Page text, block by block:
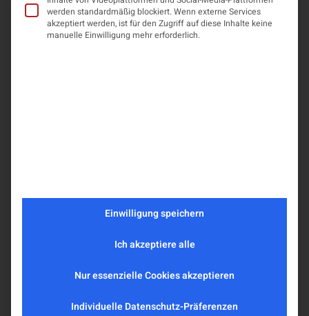
werden standardmäßig blockiert. Wenn externe Services
akzeptiert werden, ist für den Zugriff auf diese Inhalte keine
manuelle Einwilligung mehr erforderlich.
Einwilligung speichern
Ich akzeptiere alle
Nur essenzielle Cookies akzeptieren
Individuelle Datenschutz-Präferenzen